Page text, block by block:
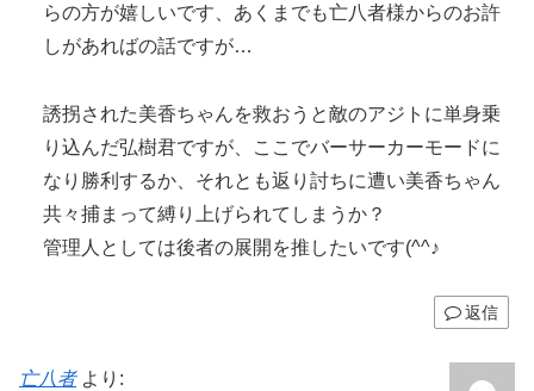
らの方が嬉しいです、あくまでも亡八者様からのお許
しがあればの話ですが…
誘拐された美香ちゃんを救おうと敵のアジトに単身乗
り込んだ弘樹君ですが、ここでバーサーカーモードに
なり勝利するか、それとも返り討ちに遭い美香ちゃん
共々捕まって縛り上げられてしまうか？
管理人としては後者の展開を推したいです(^^♪
返信
亡八者 より: